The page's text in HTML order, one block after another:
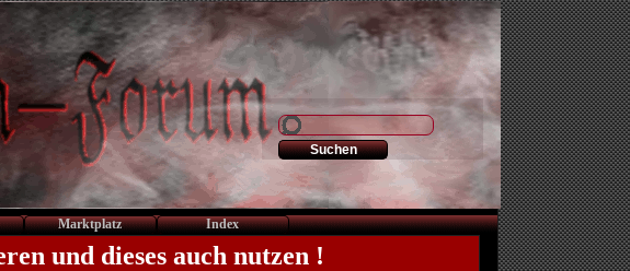
Marktplatz Index
und dieses auch nutzen !